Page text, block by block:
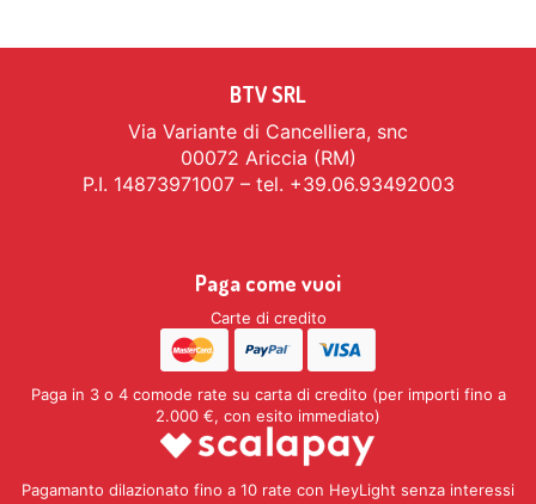
BTV SRL
Via Variante di Cancelliera, snc
00072 Ariccia (RM)
P.I. 14873971007 – tel. +39.06.93492003
Paga come vuoi
Carte di credito
Paga in 3 o 4 comode rate su carta di credito (per importi fino a
2.000 €, con esito immediato)
Pagamanto dilazionato fino a 10 rate con HeyLight senza interessi